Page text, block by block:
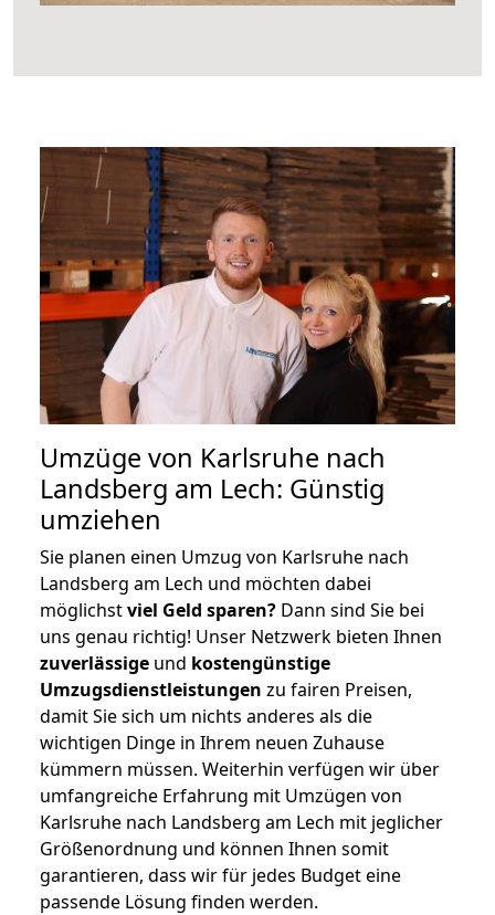
Umzüge von Karlsruhe nach
Landsberg am Lech: Günstig
umziehen
Sie planen einen Umzug von Karlsruhe nach
Landsberg am Lech und möchten dabei
möglichstviel Geld sparen? Dann sind Sie bei
uns genau richtig! Unser Netzwerk bieten Ihnen
zuverlässige und kostengünstige
Umzugsdienstleistungen zu fairen Preisen,
damit Sie sich um nichts anderes als die
wichtigen Dinge in Ihrem neuen Zuhause
kümmern müssen. Weiterhin verfügen wir über
umfangreiche Erfahrung mit Umzügen von
Karlsruhe nach Landsberg am Lech mit jeglicher
Größenordnung und können Ihnen somit
garantieren, dass wir für jedes Budget eine
passende Lösung finden werden.